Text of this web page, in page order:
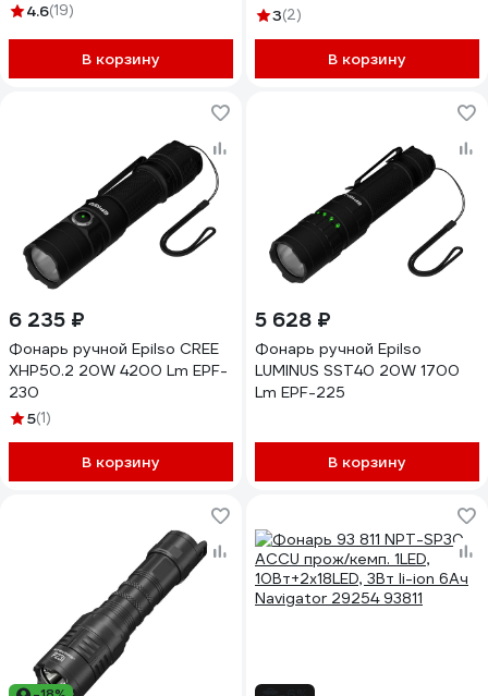
4.6(19)
В корзину
2Вт, li-ion 2Ач 29384 93875
3(2)
В корзину
6 235 ₽
Фонарь ручной Epilso CREE
XHP50.2 20W 4200 Lm EPF-
230
5(1)
В корзину
5 628 ₽
Фонарь ручной Epilso
LUMINUS SST40 20W 1700
Lm EPF-225
В корзину